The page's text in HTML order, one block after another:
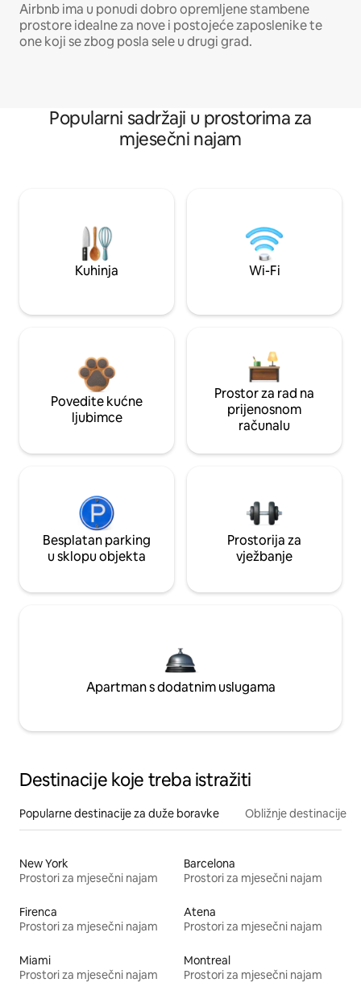
Airbnb ima u ponudi dobro opremljene stambene
prostore idealne za nove i postojeće zaposlenike te
one koji se zbog posla sele u drugi grad.
Popularni sadržaji u prostorima za
mjesečni najam
Kuhinja Wi-Fi
Povedite kućne
ljubimce
Prostor za rad na
prijenosnom
računalu
Besplatan parking
u sklopu objekta
Prostorija za
vježbanje
Apartman s dodatnim uslugama
Destinacije koje treba istražiti
Popularne destinacije za duže boravke Obližnje destinacije
New York
Prostori za mjesečni najam
Barcelona
Prostori za mjesečni najam
Firenca
Prostori za mjesečni najam
Atena
Prostori za mjesečni najam
Miami
Prostori za mjesečni najam
Montreal
Prostori za mjesečni najam